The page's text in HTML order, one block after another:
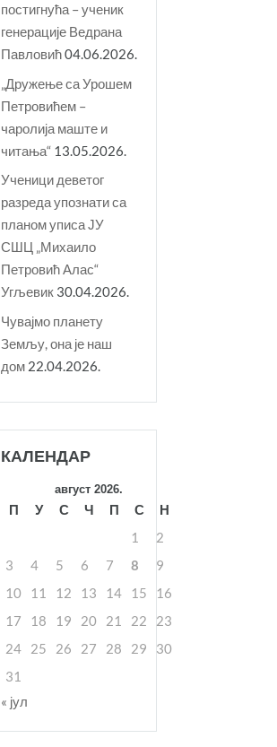
постигнућа – ученик
генерације Ведрана
Павловић04.06.2026.
„Дружење са Урошем
Петровићем –
чаролија маште и
читања“ 13.05.2026.
Ученици деветог
разреда упознати са
планом уписа ЈУ
СШЦ „Михаило
Петровић Алас“
Угљевик 30.04.2026.
Чувајмо планету
Земљу, она је наш
дом 22.04.2026.
КАЛЕНДАР
август 2026.
П У С Ч П С
Н
1
2
3
4 5 6 7 8
9
10
11 12 13 14 15
16
17
18 19 20 21 22
23
24
25 26 27 28 29
30
31
« јул